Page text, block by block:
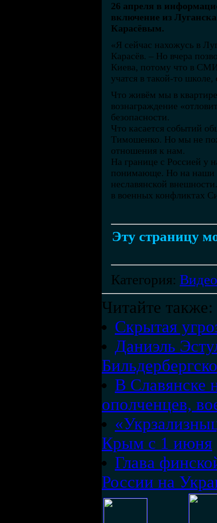
26 апреля в
включение из
Карасёвым.
«Я сейчас нахожусь в
Карасёв. – Но вчера
Киева, потому что в СМИ
учатся в такой-то
Что живём мы в
вознаграждение
безопасности.
Что касается событий
Тимошенко. Но мы не
отношения к нам.
На границе с Россией у
понимающе. Но на наши
неславянской
в военных конфликтах
Эту страницу
Категория: Видео
Читайте также:
Скрытая
Даниэль
В Славянске
ополченцев,
Крым с 1 июня
Глава
России на